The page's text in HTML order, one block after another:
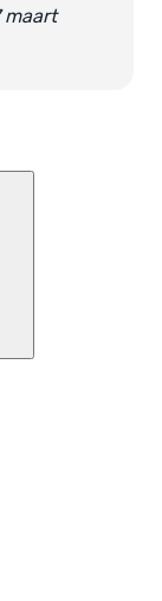
maart